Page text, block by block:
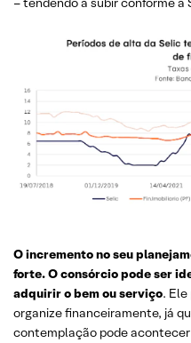
O incremento no seu
forte. O consórcio pode ser
adquirir o bem ou serviço.
organize financeiramente, já
contemplação pode